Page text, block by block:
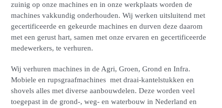
zuinig op onze machines en in onze werkplaats worden de
machines vakkundig onderhouden. Wij werken uitsluitend met
gecertificeerde en gekeurde machines en durven deze daarom
met een gerust hart, samen met onze ervaren en gecertificeerde
medewerkers, te verhuren.
Wij verhuren machines in de Agri, Groen, Grond en Infra.
Mobiele en rupsgraafmachines met draai-kantelstukken en
shovels alles met diverse aanbouwdelen. Deze worden veel
toegepast in de grond-, weg- en waterbouw in Nederland en